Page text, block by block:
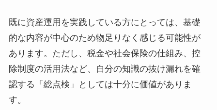
既に資産運用を実践している方にとっては、基礎
的な内容が中心のため物足りなく感じる可能性が
あります。ただし、税金や社会保険の仕組み、控
除制度の活用法など、自分の知識の抜け漏れを確
認する「総点検」としては十分に価値がありま
す。